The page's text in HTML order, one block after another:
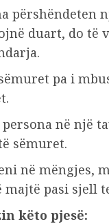
përshëndeten
duart, do të
pa i
persona në një
sëmuret.
në mëngjes,
majtë pasi sjell
këto pjesë: